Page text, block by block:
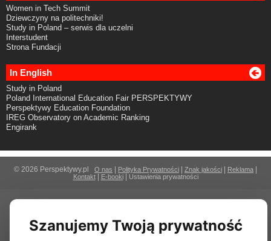
Women in Tech Summit
Dziewczyny na politechniki!
Study in Poland – serwis dla uczelni
Interstudent
Strona Fundacji
In English
Study in Poland
Poland International Education Fair PERSPEKTYWY
Perspektywy Education Foundation
IREG Observatory on Academic Ranking
Engirank
© 2026 Perspektywy.pl O nas Polityka Prywatności Znak jakości Reklama
Kontakt| E-booki| Ustawienia prywatności
Szanujemy Twoją prywatność